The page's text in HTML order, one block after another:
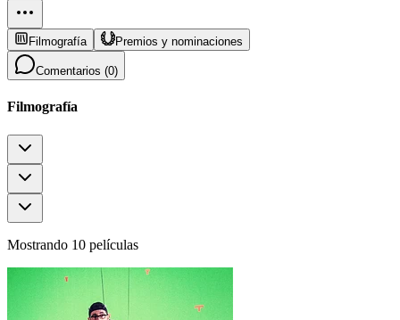
Filmografía Premios y nominaciones
Comentarios (0)
Filmografía
Mostrando 10 películas